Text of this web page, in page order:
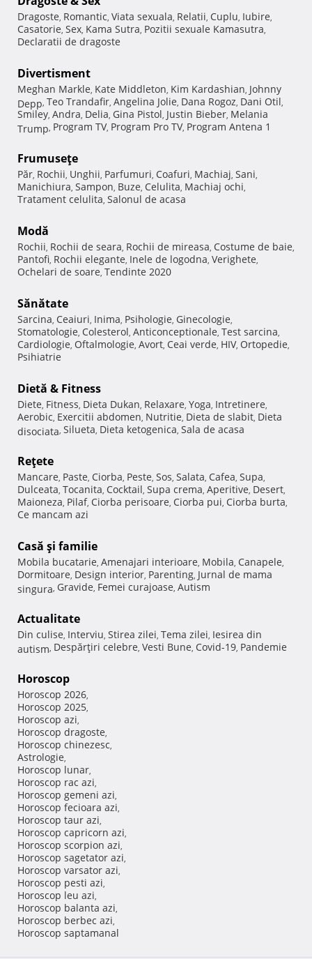
Dragoste, Romantic, Viata sexuala, Relatii, Cuplu, Iubire,
Casatorie, Sex, Kama Sutra, Pozitii sexuale Kamasutra,
Declaratii de dragoste
Divertisment
Meghan Markle, Kate Middleton, Kim Kardashian, Johnny
Depp, Teo Trandafir, Angelina Jolie, Dana Rogoz, Dani Otil,
Smiley, Andra, Delia, Gina Pistol, Justin Bieber, Melania
Trump, Program TV, Program Pro TV, Program Antena 1
Frumuseţe
Păr, Rochii, Unghii, Parfumuri, Coafuri, Machiaj, Sani,
Manichiura, Sampon, Buze, Celulita, Machiaj ochi,
Tratament celulita, Salonul de acasa
Modă
Rochii, Rochii de seara, Rochii de mireasa, Costume de baie,
Pantofi, Rochii elegante, Inele de logodna, Verighete,
Ochelari de soare, Tendinte 2020
Sănătate
Sarcina, Ceaiuri, Inima, Psihologie, Ginecologie,
Stomatologie, Colesterol, Anticonceptionale, Test sarcina,
Cardiologie, Oftalmologie, Avort, Ceai verde, HIV, Ortopedie,
Psihiatrie
Dietă & Fitness
Diete, Fitness, Dieta Dukan, Relaxare, Yoga, Intretinere,
Aerobic, Exercitii abdomen, Nutritie, Dieta de slabit, Dieta
disociata, Silueta, Dieta ketogenica, Sala de acasa
Reţete
Mancare, Paste, Ciorba, Peste, Sos, Salata, Cafea, Supa,
Dulceata, Tocanita, Cocktail, Supa crema, Aperitive, Desert,
Maioneza, Pilaf, Ciorba perisoare, Ciorba pui, Ciorba burta,
Ce mancam azi
Casă şi familie
Mobila bucatarie, Amenajari interioare, Mobila, Canapele,
Dormitoare, Design interior, Parenting, Jurnal de mama
singura, Gravide, Femei curajoase, Autism
Actualitate
Din culise, Interviu, Stirea zilei, Tema zilei, Iesirea din
autism, Despărţiri celebre, Vesti Bune, Covid-19, Pandemie
Horoscop
Horoscop 2026,
Horoscop 2025,
Horoscop azi,
Horoscop dragoste,
Horoscop chinezesc,
Astrologie,
Horoscop lunar,
Horoscop rac azi,
Horoscop gemeni azi,
Horoscop fecioara azi,
Horoscop taur azi,
Horoscop capricorn azi,
Horoscop scorpion azi,
Horoscop sagetator azi,
Horoscop varsator azi,
Horoscop pesti azi,
Horoscop leu azi,
Horoscop balanta azi,
Horoscop berbec azi,
Horoscop saptamanal